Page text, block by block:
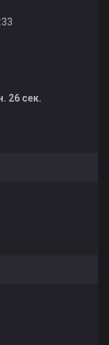
26 сек.